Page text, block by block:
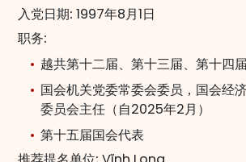
入党日期: 1997年8月1日
职务:
越共第十二届、第十三届、第十四
国会机关党委常委会委员，国会经
委员会主任（自2025年2月）
第十五届国会代表